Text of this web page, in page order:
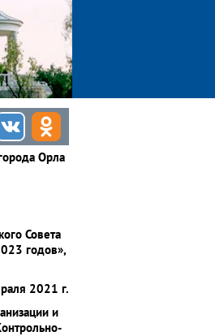
Орла
Совета
годов»,
2021 г.
и